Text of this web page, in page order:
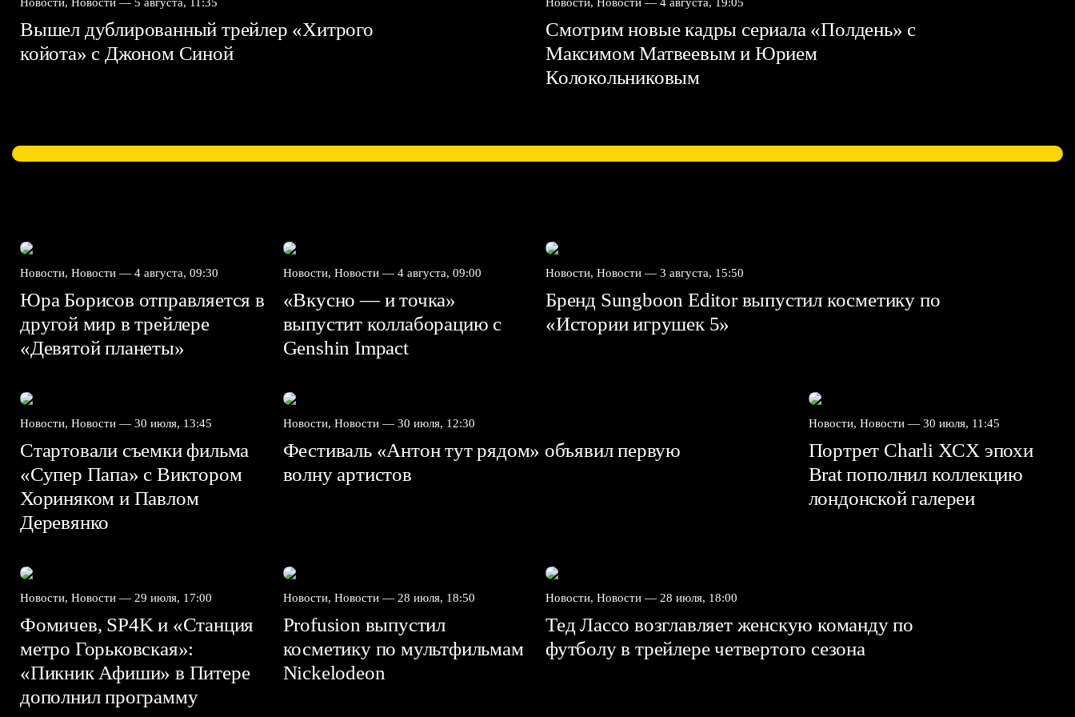
Вышел дублированный трейлер «Хитрого
койота» с Джоном Синой
Смотрим новые кадры сериала «Полдень» с
Максимом Матвеевым и Юрием
Колокольниковым
Новости, Новости — 4 августа, 09:30
Юра Борисов отправляется в
другой мир в трейлере
«Девятой планеты»
Новости, Новости — 4 августа, 09:00
«Вкусно — и точка»
выпустит коллаборацию с
Genshin Impact⁠⁠
Новости, Новости — 3 августа, 15:50
Бренд Sungboon Editor выпустил косметику по
«Истории игрушек 5»
Новости, Новости — 30 июля, 13:45
Стартовали съемки фильма
«Супер Папа» с Виктором
Хориняком и Павлом
Деревянко
Новости, Новости — 30 июля, 12:30
Фестиваль «Антон тут рядом» объявил первую
волну артистов
Новости, Новости — 30 июля, 11:45
Портрет Charli XCX эпохи
Brat пополнил коллекцию
лондонской галереи
Новости, Новости — 29 июля, 17:00
Фомичев, SP4K и «Станция
метро Горьковская»:
«Пикник Афиши» в Питере
дополнил программу
Новости, Новости — 28 июля, 18:50
Profusion выпустил
косметику по мультфильмам
Nickelodeon
Новости, Новости — 28 июля, 18:00
Тед Лассо возглавляет женскую команду по
футболу в трейлере четвертого сезона